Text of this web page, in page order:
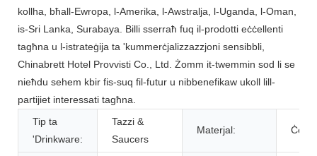
kollha, bħall-Ewropa, l-Amerika, l-Awstralja, l-Uganda, l-Oman,
is-Sri Lanka, Surabaya. Billi sserraħ fuq il-prodotti eċċellenti
tagħna u l-istrateġija ta 'kummerċjalizzazzjoni sensibbli,
Chinabrett Hotel Provvisti Co., Ltd. Żomm it-twemmin sod li se
nieħdu sehem kbir fis-suq fil-futur u nibbenefikaw ukoll lill-
partijiet interessati tagħna.
Tip ta
'Drinkware:
Tazzi &
Saucers
Materjal: